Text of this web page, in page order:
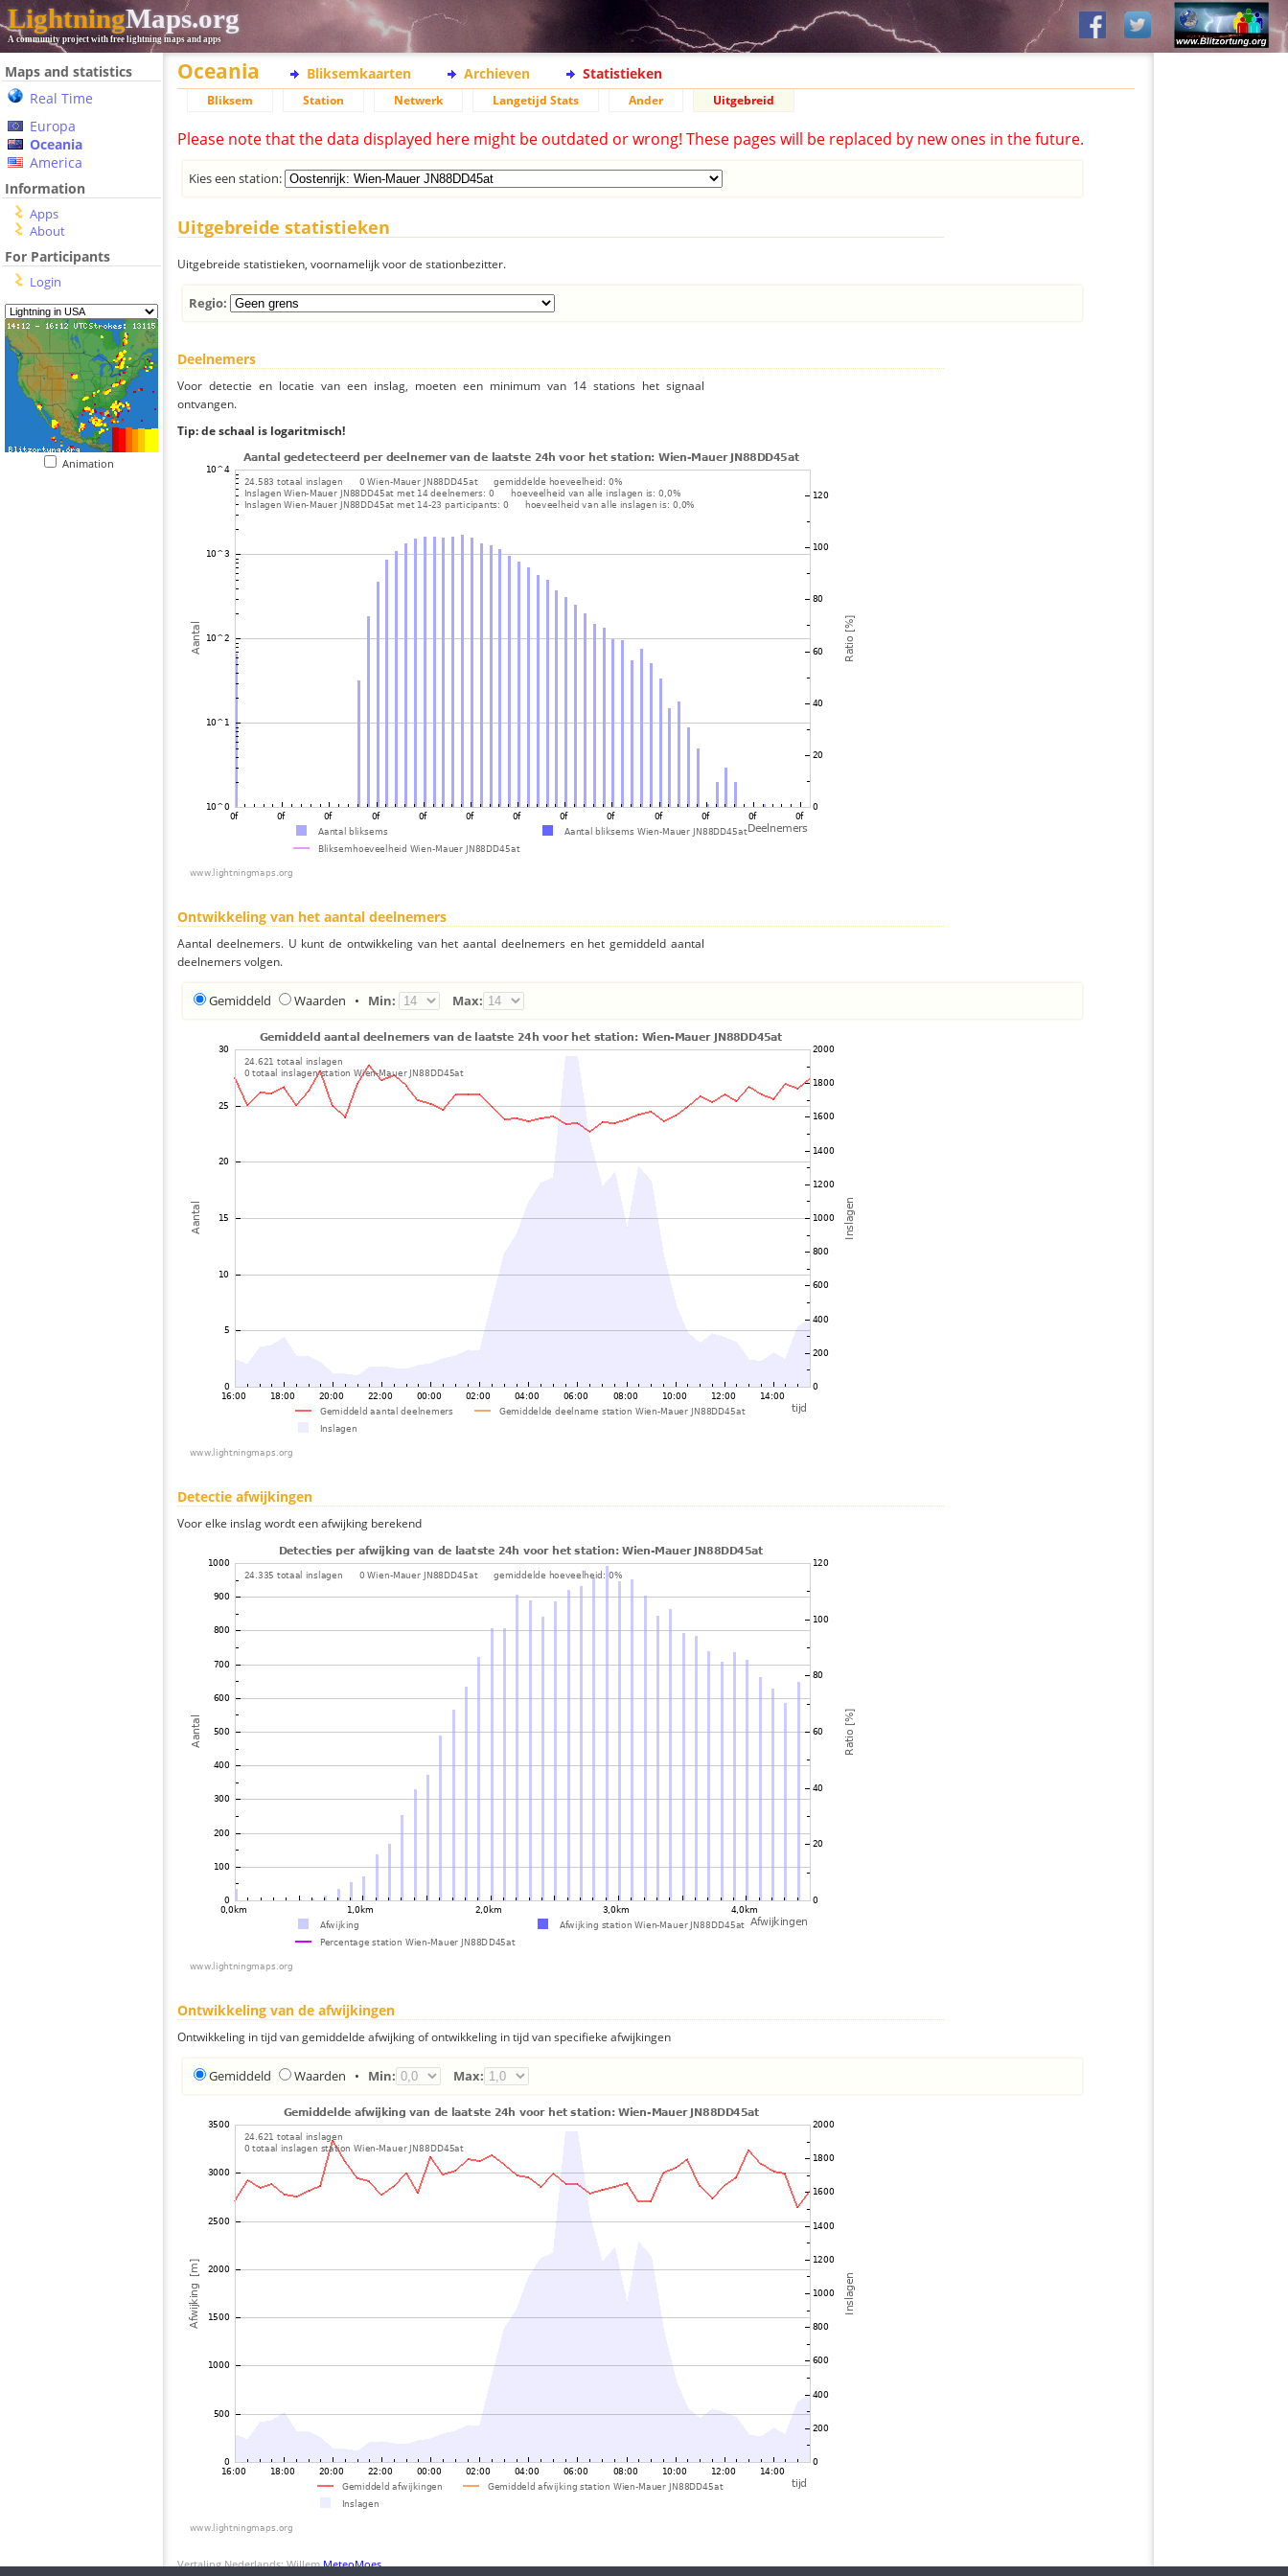
LightningMaps.org
A community project with free lightning maps and apps
Maps and statistics
Real Time
Europa
Oceania
America
Information
Apps
About
For Participants
Login
Animation
Oceania Bliksemkaarten Archieven Statistieken
Bliksem Station Netwerk Langetijd Stats Ander Uitgebreid
Please note that the data displayed here might be outdated or wrong! These pages will be replaced by new ones in the future.
Kies een station:
Uitgebreide statistieken
Uitgebreide statistieken, voornamelijk voor de stationbezitter.
Regio:
Deelnemers
Voor detectie en locatie van een inslag, moeten een minimum van 14 stations het signaal
ontvangen.
Tip: de schaal is logaritmisch!
Ontwikkeling van het aantal deelnemers
Aantal deelnemers. U kunt de ontwikkeling van het aantal deelnemers en het gemiddeld aantal
deelnemers volgen.
Gemiddeld Waarden • Min: Max:
Detectie afwijkingen
Voor elke inslag wordt een afwijking berekend
Ontwikkeling van de afwijkingen
Ontwikkeling in tijd van gemiddelde afwijking of ontwikkeling in tijd van specifieke afwijkingen
Gemiddeld Waarden • Min: Max:
Vertaling Nederlands: WillemMeteoMoes